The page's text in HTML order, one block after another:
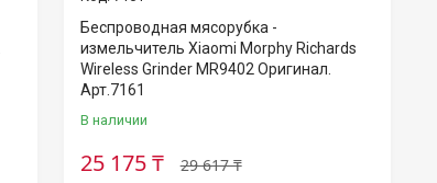
Беспроводная мясорубка -
измельчитель Xiaomi Morphy Richards
Wireless Grinder MR9402 Оригинал.
Арт.7161
В наличии
29 617 ₸
25 175 ₸